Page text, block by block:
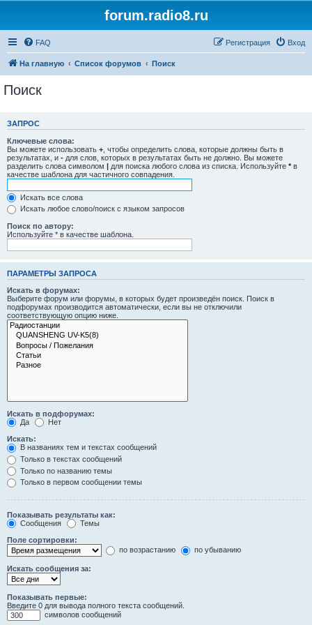
forum.radio8.ru
FAQ Вход
Регистрация
На главную Список форумов Поиск
Поиск
ЗАПРОС
Ключевые слова:
Вы можете использовать + , чтобы определить слова, которые должны быть в
результатах, и - для слов, которых в результатах быть не должно. Вы можете
разделить слова символом | для поиска любого слова из списка. Используйте * в
качестве шаблона для частичного совпадения.
Искать все слова
Искать любое слово/поиск с языком запросов
Поиск по автору:
Используйте * в качестве шаблона.
ПАРАМЕТРЫ ЗАПРОСА
Искать в форумах:
Выберите форум или форумы, в которых будет произведён поиск. Поиск в
подфорумах производится автоматически, если вы не отключили
соответствующую опцию ниже.
Искать в подфорумах:
Да
Нет
Искать:
В названиях тем и текстах сообщений
Только в текстах сообщений
Только по названию темы
Только в первом сообщении темы
Показывать результаты как:
Сообщения
Темы
Поле сортировки:
по возрастанию
по убыванию
Искать сообщения за:
Показывать первые:
Введите 0 для вывода полного текста сообщений.
символов сообщений